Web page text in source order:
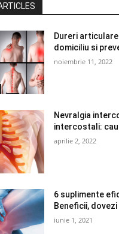
Dureri
domiciliu si
noiembrie 11, 2022
Nevralgia
intercostali:
aprilie 2, 2022
6 suplimente
Beneficii,
iunie 1, 2021